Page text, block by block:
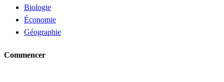
Biologie
Économie
Géographie
Commencer